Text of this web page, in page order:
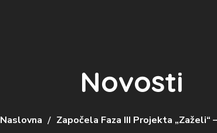
Novosti
Naslovna Započela Faza III Projekta „Zaželi“